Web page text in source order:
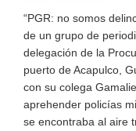
“PGR: no somos
de un grupo de
delegación de la
puerto de Acapulco,
con su colega
aprehender policías
se encontraba al aire